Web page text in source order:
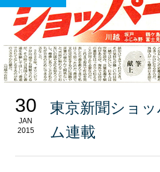
30
JAN
2015
東京新聞ショ
ム連載